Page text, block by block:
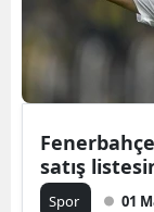
satış
Spor 01